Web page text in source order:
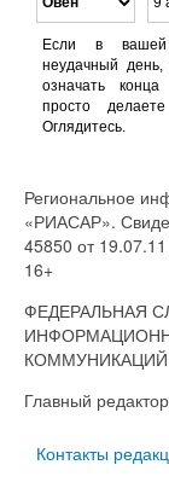
Если в вашей
неудачный
означать
просто
Оглядитесь.
Региональное
«РИАСАР».
45850 от
16+
ФЕДЕРАЛЬНАЯ
Главный
Контакты